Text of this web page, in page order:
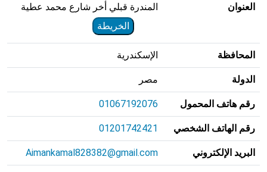
العنوان
المندرة قبلي أخر شارع محمد عطية
الخريطة
المحافظة الإسكندرية
الدولة مصر
رقم هاتف المحمول 01067192076
رقم الهاتف الشخصي 01201742421
البريد الإلكتروني Aimankamal828382@gmail.com